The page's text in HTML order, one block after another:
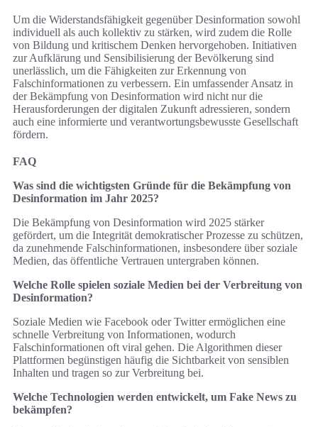
Um die Widerstandsfähigkeit gegenüber Desinformation sowohl
individuell als auch kollektiv zu stärken, wird zudem die Rolle
von Bildung und kritischem Denken hervorgehoben. Initiativen
zur Aufklärung und Sensibilisierung der Bevölkerung sind
unerlässlich, um die Fähigkeiten zur Erkennung von
Falschinformationen zu verbessern. Ein umfassender Ansatz in
der Bekämpfung von Desinformation wird nicht nur die
Herausforderungen der digitalen Zukunft adressieren, sondern
auch eine informierte und verantwortungsbewusste Gesellschaft
fördern.
FAQ
Was sind die wichtigsten Gründe für die Bekämpfung von
Desinformation im Jahr 2025?
Die Bekämpfung von Desinformation wird 2025 stärker
gefördert, um die Integrität demokratischer Prozesse zu schützen,
da zunehmende Falschinformationen, insbesondere über soziale
Medien, das öffentliche Vertrauen untergraben können.
Welche Rolle spielen soziale Medien bei der Verbreitung von
Desinformation?
Soziale Medien wie Facebook oder Twitter ermöglichen eine
schnelle Verbreitung von Informationen, wodurch
Falschinformationen oft viral gehen. Die Algorithmen dieser
Plattformen begünstigen häufig die Sichtbarkeit von sensiblen
Inhalten und tragen so zur Verbreitung bei.
Welche Technologien werden entwickelt, um Fake News zu
bekämpfen?